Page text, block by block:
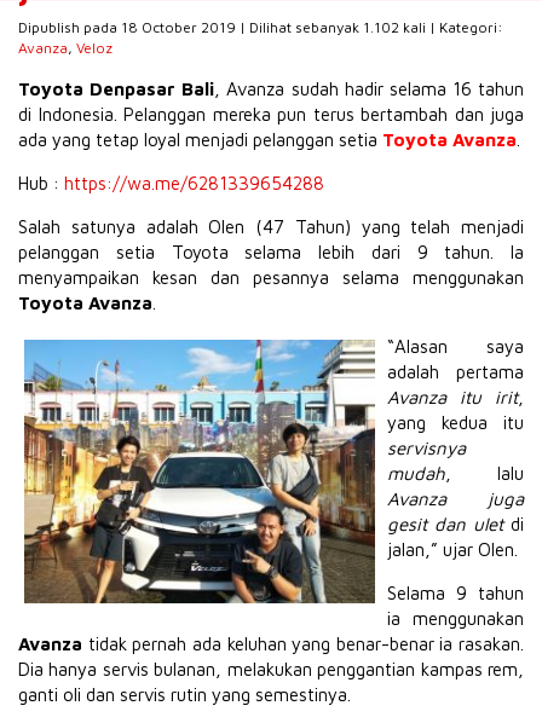
Dipublish pada 18 October 2019 | Dilihat sebanyak 1.102 kali | Kategori:
Avanza, Veloz
Toyota Denpasar Bali , Avanza sudah hadir selama 16 tahun
di Indonesia. Pelanggan mereka pun terus bertambah dan juga
ada yang tetap loyal menjadi pelanggan setia Toyota Avanza
Hub : https://wa.me/6281339654288
Salah satunya adalah Olen (47 Tahun) yang telah menjadi
pelanggan setia Toyota selama lebih dari 9 tahun. Ia
menyampaikan kesan dan pesannya selama menggunakan
Toyota Avanza
“Alasan saya
adalah pertama
Avanza itu irit,
yang kedua itu
servisnya
mudah , lalu
Avanza juga
gesit dan uletdi
jalan,” ujar Olen.
Selama 9 tahun
ia menggunakan
Avanza tidak pernah ada keluhan yang benar-benar ia rasakan.
Dia hanya servis bulanan, melakukan penggantian kampas rem,
ganti oli dan servis rutin yang semestinya.